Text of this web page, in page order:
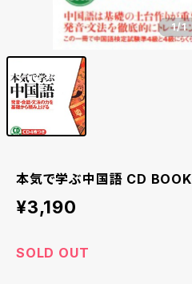
1/1
本気で学ぶ中国語 CD BOOK
¥3,190
SOLD OUT